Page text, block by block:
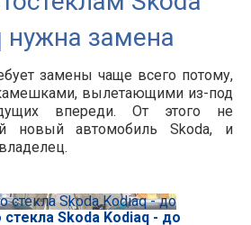
нужна замена
замены чаще всего потому,
вылетающими из-под
впереди. От этого не
новый автомобиль Skoda, и
Skoda Kodiaq - до